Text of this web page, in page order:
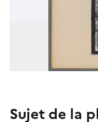
Sujet de la